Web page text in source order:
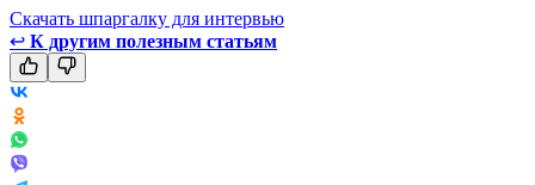
Скачать шпаргалку для интервью
↩ К другим полезным статьям